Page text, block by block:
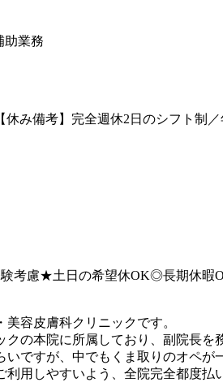
助業務
休み備考】完全週休2日のシフト制
験考慮★土日の希望休OK◎長期
容皮膚科クリニックです。
の本院に所属しており、副院長を
いですが、中でもくま取りのオペ
用しやすいよう、全院完全都度払